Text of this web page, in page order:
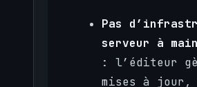
Pas
serveur à
: l’éditeur
mises à jour,